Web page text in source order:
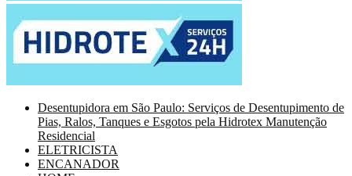
Desentupidora em São Paulo: Serviços de Desentupimento de
Pias, Ralos, Tanques e Esgotos pela Hidrotex Manutenção
Residencial
ELETRICISTA
ENCANADOR